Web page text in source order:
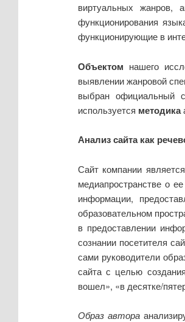
виртуальных жанров,
функционирования
функционирующие в
Объектом нашего
выявлении жанровой
выбран официальный
используется методика
Анализ сайта как
Сайт компании
медиапространстве о
информации,
образовательном
в предоставлении
сознании посетителя
сами руководители
сайта с целью
вошел», «в десятке/
Образ автора